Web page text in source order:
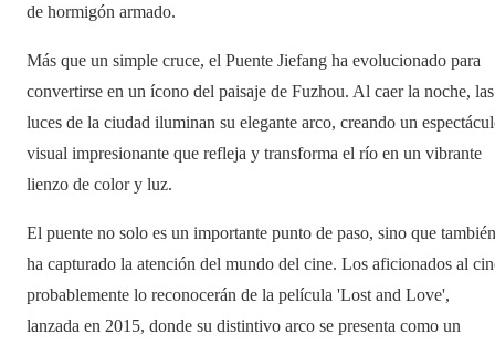
de hormigón armado.
Más que un simple cruce, el Puente Jiefang ha evolucionado para
convertirse en un ícono del paisaje de Fuzhou. Al caer la noche, las
luces de la ciudad iluminan su elegante arco, creando un
visual impresionante que refleja y transforma el río en un vibrante
lienzo de color y luz.
El puente no solo es un importante punto de paso, sino que también
ha capturado la atención del mundo del cine. Los aficionados al
probablemente lo reconocerán de la película 'Lost and Love',
lanzada en 2015, donde su distintivo arco se presenta como un